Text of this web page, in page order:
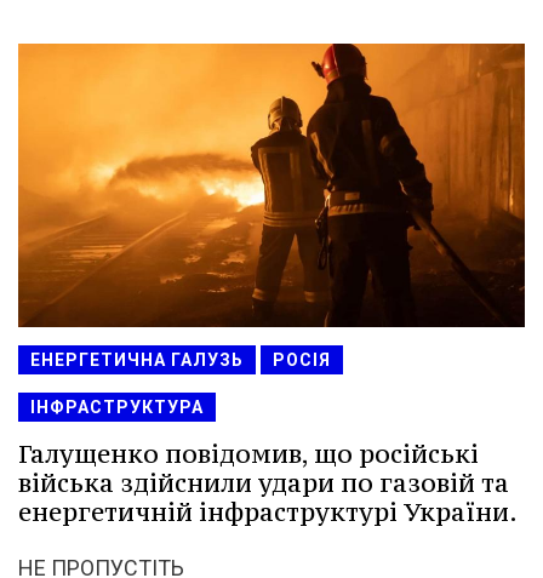
ЕНЕРГЕТИЧНА ГАЛУЗЬ РОСІЯ
ІНФРАСТРУКТУРА
Галущенко повідомив, що російські
війська здійснили удари по газовій та
енергетичній інфраструктурі України.
НЕ ПРОПУСТІТЬ